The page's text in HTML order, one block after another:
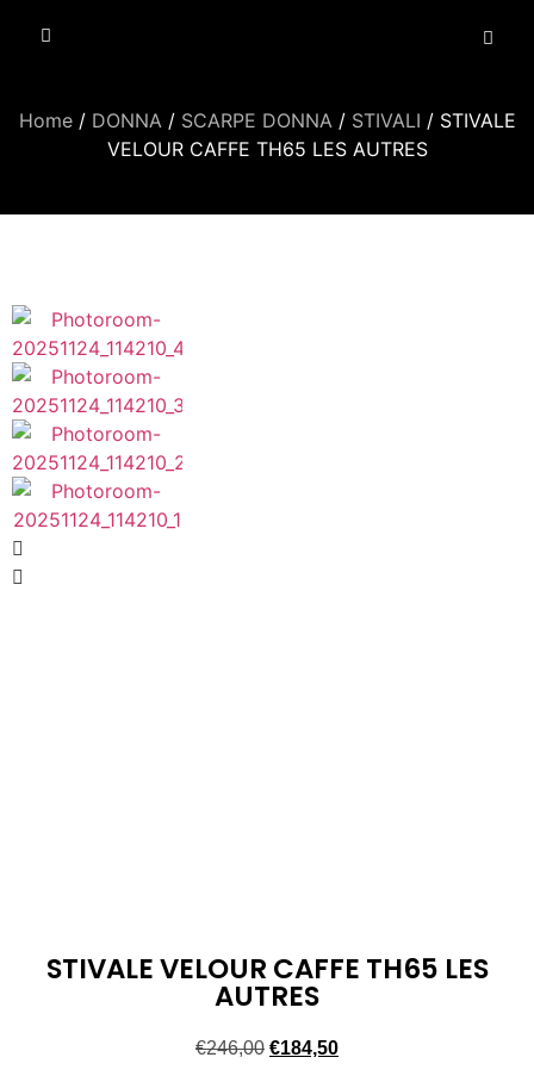
Home/ DONNA / SCARPE DONNA / STIVALI / STIVALE
VELOUR CAFFE TH65 LES AUTRES
STIVALE VELOUR CAFFE TH65 LES
AUTRES
€246,00 €184,50